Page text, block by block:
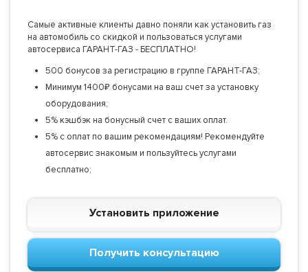
Самые активные клиенты давно поняли как установить газ
на автомобиль со скидкой и пользоваться услугами
автосервиса ГАРАНТ-ГАЗ - БЕСПЛАТНО!
500 бонусов за регистрацию в группе ГАРАНТ-ГАЗ;
Минимум 1400₽ бонусами на ваш счет за установку
оборудования;
5% кэшбэк на бонусный счет с ваших оплат.
5% с оплат по вашим рекомендациям! Рекомендуйте
автосервис знакомым и пользуйтесь услугами
бесплатно;
Установить приложение
Получить консультацию